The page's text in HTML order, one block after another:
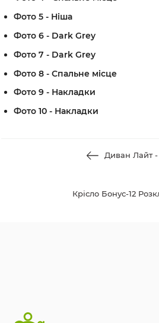
Фото 5 - Ніша
Фото 6 - Dark Grey
Фото 7 - Dark Grey
Фото 8 - Спальне місце
Фото 9 - Накладки
Фото 10 - Накладки
Диван Лайт -
Крісло Бонус-12